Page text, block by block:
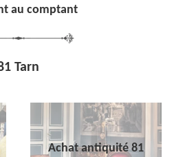
au comptant
Tarn
Achat antiquité 81